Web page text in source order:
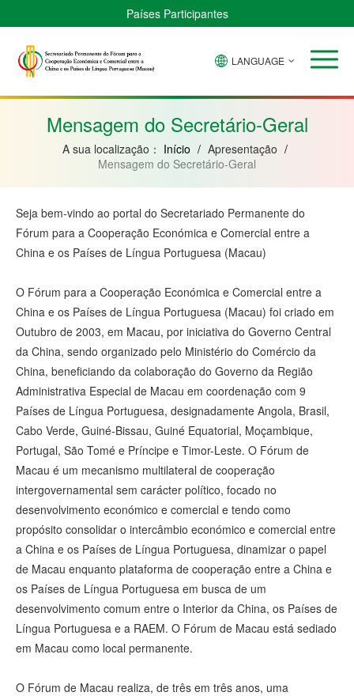
Países Participantes
Verde
Bissau
Guiné
Moçambique
LANGUAGE
Mensagem do Secretário-Geral
A sua localização： Início / Apresentação /
Mensagem do Secretário-Geral
Seja bem-vindo ao portal do Secretariado Permanente do
Fórum para a Cooperação Económica e Comercial entre a
China e os Países de Língua Portuguesa (Macau)
O Fórum para a Cooperação Económica e Comercial entre a
China e os Países de Língua Portuguesa (Macau) foi criado em
Outubro de 2003, em Macau, por iniciativa do Governo Central
da China, sendo organizado pelo Ministério do Comércio da
China, beneficiando da colaboração do Governo da Região
Administrativa Especial de Macau em coordenação com 9
Países de Língua Portuguesa, designadamente Angola, Brasil,
Cabo Verde, Guiné-Bissau, Guiné Equatorial, Moçambique,
Portugal, São Tomé e Príncipe e Timor-Leste. O Fórum de
Macau é um mecanismo multilateral de cooperação
intergovernamental sem carácter político, focado no
desenvolvimento económico e comercial e tendo como
propósito consolidar o intercâmbio económico e comercial entre
a China e os Países de Língua Portuguesa, dinamizar o papel
de Macau enquanto plataforma de cooperação entre a China e
os Países de Língua Portuguesa em busca de um
desenvolvimento comum entre o Interior da China, os Países de
Língua Portuguesa e a RAEM. O Fórum de Macau está sediado
em Macau como local permanente.
O Fórum de Macau realiza, de três em três anos, uma